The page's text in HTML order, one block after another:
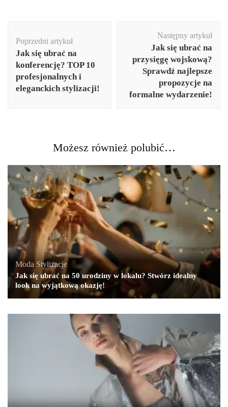
wpisu
Poprzedni artykuł
Jak się ubrać na
konferencję? TOP 10
profesjonalnych i
eleganckich stylizacji!
Następny artykuł
Jak się ubrać na
przysięgę wojskową?
Sprawdź najlepsze
propozycje na
formalne wydarzenie!
Możesz również polubić…
Moda,Stylizacje
Jak się ubrać na 50 urodziny w lokalu? Stwórz idealny
look na wyjątkową okazję!